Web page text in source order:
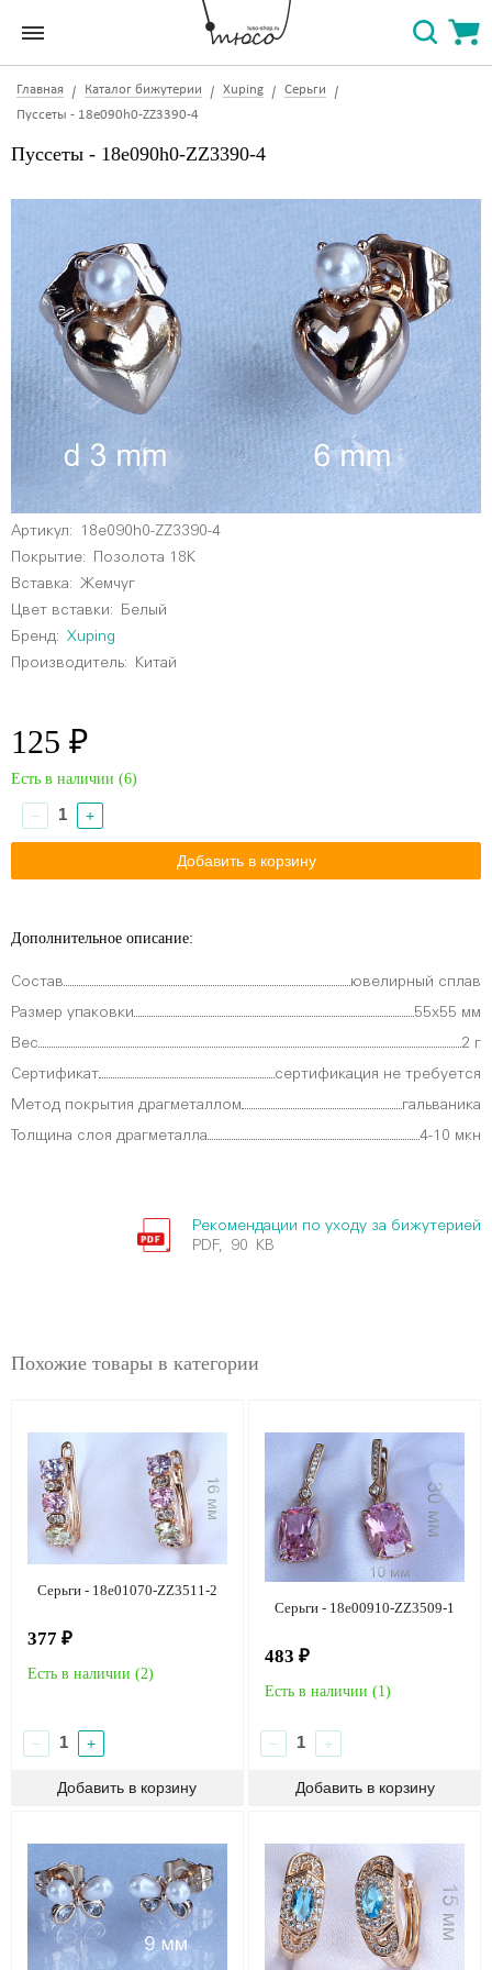
Главная Каталог бижутерии Xuping
Серьги
Пуссеты - 18e090h0-ZZ3390-4
Пуссеты - 18e090h0-ZZ3390-4
Артикул:
18e090h0-ZZ3390-4
Покрытие: Позолота 18К
Вставка: Жемчуг
Цвет вставки:
Белый
Бренд:
Xuping
Производитель: Китай
125 ₽
Есть в наличии (6)
− +
Дополнительное описание:
Состав ювелирный сплав
Размер упаковки 55х55 мм
Вес 2 г
Сертификат сертификация не требуется
Метод покрытия драгметаллом гальваника
Толщина слоя драгметалла 4-10 мкн
Рекомендации по уходу за бижутерией
PDF, 90 KB
Похожие товары в категории
Серьги - 18e01070-ZZ3511-2
377 ₽
Есть в наличии (2)
− +
Серьги - 18e00910-ZZ3509-1
483 ₽
Есть в наличии (1)
− +